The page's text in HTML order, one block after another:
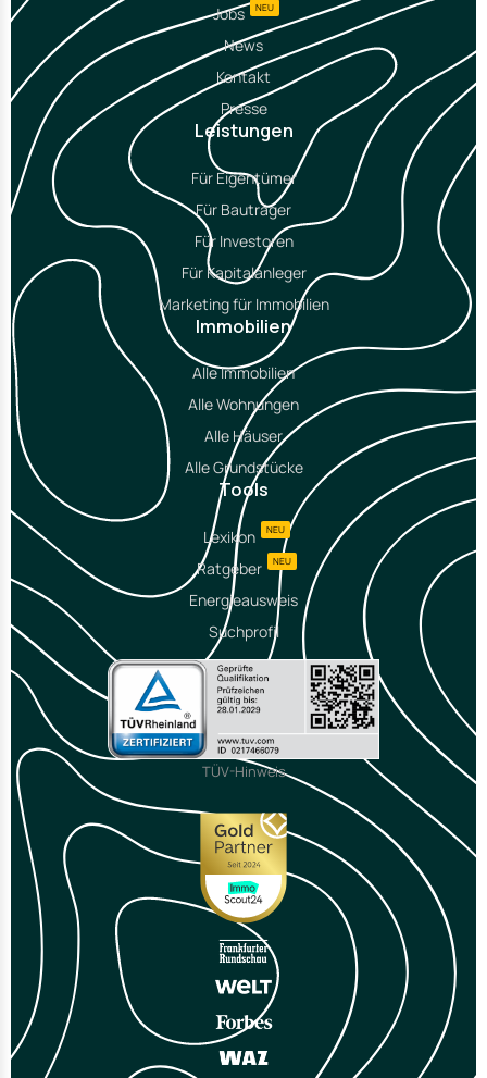
Jobs
NEU
News
Kontakt
Presse
Leistungen
Für Eigentümer
Für Bauträger
Für Investoren
Für Kapitalanleger
Marketing für Immobilien
Immobilien
Alle Immobilien
Alle Wohnungen
Alle Häuser
Alle Grundstücke
Tools
Lexikon NEU
Ratgeber NEU
Energieausweis
Suchprofil
TÜV-Hinweis